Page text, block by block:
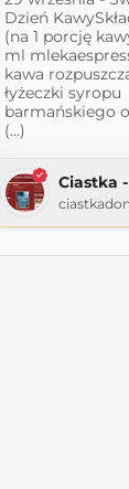
i gotuj z
Dzień
(na 1 porcję
ml
kawa
łyżeczki syropu
barmańskiego
(...)
Ciastka